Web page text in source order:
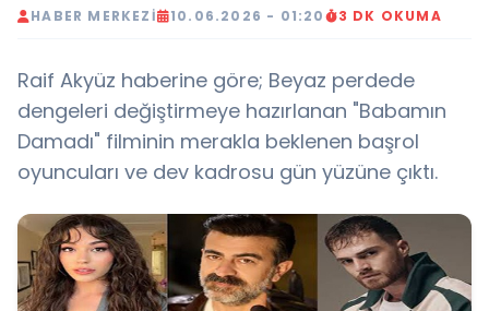
HABER MERKEZI 10.06.2026 - 01:20 3 DK OKUMA
Raif Akyüz haberine göre; Beyaz perdede
dengeleri değiştirmeye hazırlanan "Babamın
Damadı" filminin merakla beklenen başrol
oyuncuları ve dev kadrosu gün yüzüne çıktı.